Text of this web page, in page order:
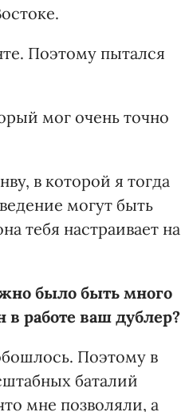
Поэтому пытался
мог очень точно
в которой я тогда
могут быть
тебя настраивает на
было быть много
работе ваш дублер?
Поэтому в
баталий
мне позволяли, а